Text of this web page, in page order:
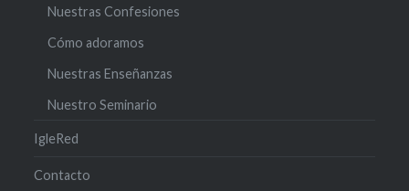
Nuestras Confesiones
Cómo adoramos
Nuestras Enseñanzas
Nuestro Seminario
IgleRed
Contacto